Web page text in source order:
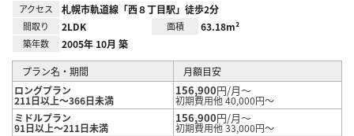
アクセス 札幌市軌道線「西８丁目駅」徒歩2分
間取り 2LDK 面積 63.18m²
築年数 2005年 10月 築
プラン名・期間
月額目安
ロングプラン
211日以上～366日未満
156,900円/月～
初期費用他 40,000円～
ミドルプラン
91日以上～211日未満
156,900円/月～
初期費用他 33,000円～